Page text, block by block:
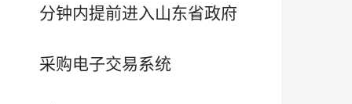
分钟内提前进入山东省政府
采购电子交易系统